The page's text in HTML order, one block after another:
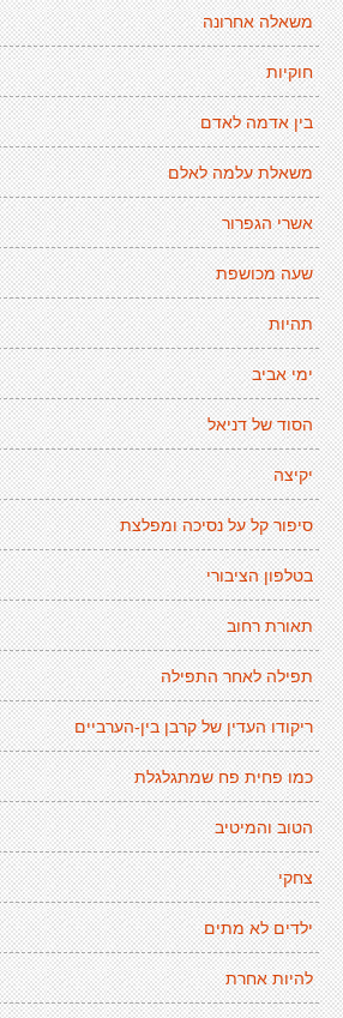
משאלה אחרונה
חוקיות
בין אדמה לאדם
משאלת עלמה לאלם
אשרי הגפרור
שעה מכושפת
תהיות
ימי אביב
הסוד של דניאל
יקיצה
סיפור קל על נסיכה ומפלצת
בטלפון הציבורי
תאורת רחוב
תפילה לאחר התפילה
ריקודו העדין של קרבן בין-הערביים
כמו פחית פח שמתגלגלת
הטוב והמיטיב
צחקי
ילדים לא מתים
להיות אחרת